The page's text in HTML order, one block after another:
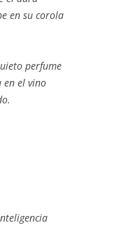
en su corola
perfume
en el vino